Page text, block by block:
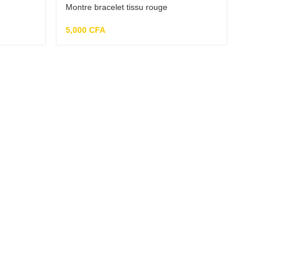
Montre bracelet tissu rouge
5,000CFA